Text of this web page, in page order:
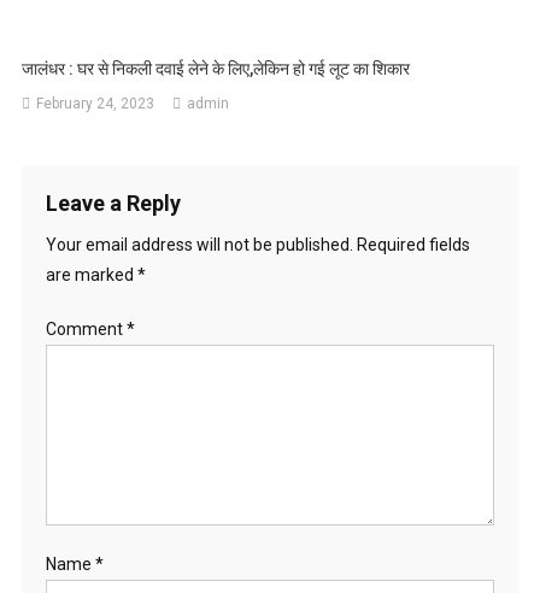
जालंधर : घर से निकली दवाई लेने के लिए,लेकिन हो गई लूट का शिकार
February 24, 2023 admin
Leave a Reply
Your email address will not be published. Required fields
are marked *
Comment*
Name *